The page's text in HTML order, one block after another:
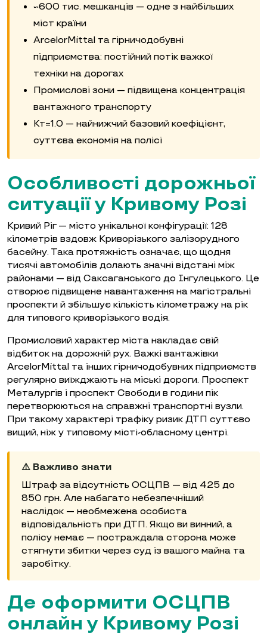
~600 тис. мешканців — одне з найбільших
міст країни
ArcelorMittal та гірничодобувні
підприємства: постійний потік важкої
техніки на дорогах
Промислові зони — підвищена концентрація
вантажного транспорту
Кт=1.0 — найнижчий базовий коефіцієнт,
суттєва економія на полісі
Особливості дорожньої
ситуації у Кривому Розі
Кривий Ріг — місто унікальної конфігурації: 128
кілометрів вздовж Криворізького залізорудного
басейну. Така протяжність означає, що щодня
тисячі автомобілів долають значні відстані між
районами — від Саксаганського до Інгулецького. Це
створює підвищене навантаження на магістральні
проспекти й збільшує кількість кілометражу на рік
для типового криворізького водія.
Промисловий характер міста накладає свій
відбиток на дорожній рух. Важкі вантажівки
ArcelorMittal та інших гірничодобувних підприємств
регулярно виїжджають на міські дороги. Проспект
Металургів і проспект Свободи в години пік
перетворюються на справжні транспортні вузли.
При такому характері трафіку ризик ДТП суттєво
вищий, ніж у типовому місті-обласному центрі.
⚠️ Важливо знати
Штраф за відсутність ОСЦПВ — від 425 до
850 грн. Але набагато небезпечніший
наслідок — необмежена особиста
відповідальність при ДТП. Якщо ви винний, а
полісу немає — постраждала сторона може
стягнути збитки через суд із вашого майна та
заробітку.
Де оформити ОСЦПВ
онлайн у Кривому Розі